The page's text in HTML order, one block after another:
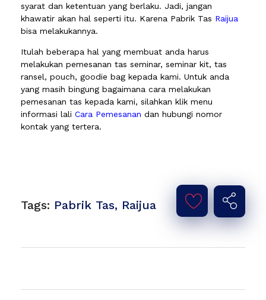
syarat dan ketentuan yang berlaku. Jadi, jangan
khawatir akan hal seperti itu. Karena Pabrik Tas Raijua
bisa melakukannya.
Itulah beberapa hal yang membuat anda harus
melakukan pemesanan tas seminar, seminar kit, tas
ransel, pouch, goodie bag kepada kami. Untuk anda
yang masih bingung bagaimana cara melakukan
pemesanan tas kepada kami, silahkan klik menu
informasi lali Cara Pemesanan dan hubungi nomor
kontak yang tertera.
Tags: Pabrik Tas, Raijua